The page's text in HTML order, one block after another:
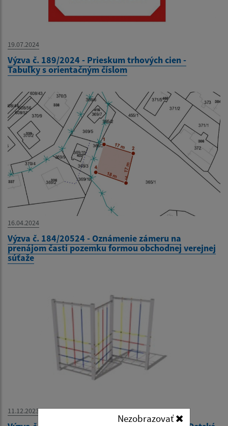
Nezobrazovať
19.07.2024
Výzva č. 189/2024 - Prieskum trhových cien -
Tabuľky s orientačným číslom
16.04.2024
Výzva č. 184/20524 - Oznámenie zámeru na
prenájom časti pozemku formou obchodnej verejnej
súťaže
11.12.2023